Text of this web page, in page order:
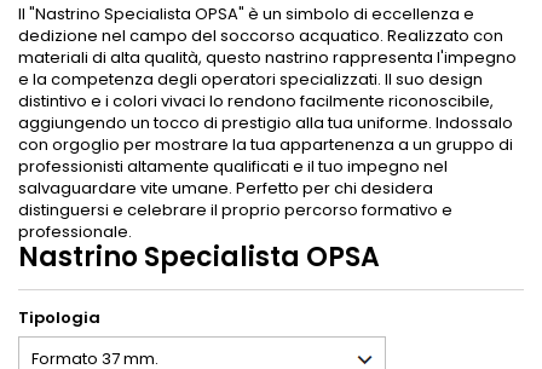
Il "Nastrino Specialista OPSA" è un simbolo di eccellenza e
dedizione nel campo del soccorso acquatico. Realizzato con
materiali di alta qualità, questo nastrino rappresenta l'impegno
e la competenza degli operatori specializzati. Il suo design
distintivo e i colori vivaci lo rendono facilmente riconoscibile,
aggiungendo un tocco di prestigio alla tua uniforme. Indossalo
con orgoglio per mostrare la tua appartenenza a un gruppo di
professionisti altamente qualificati e il tuo impegno nel
salvaguardare vite umane. Perfetto per chi desidera
distinguersi e celebrare il proprio percorso formativo e
professionale.
Nastrino Specialista OPSA
Tipologia